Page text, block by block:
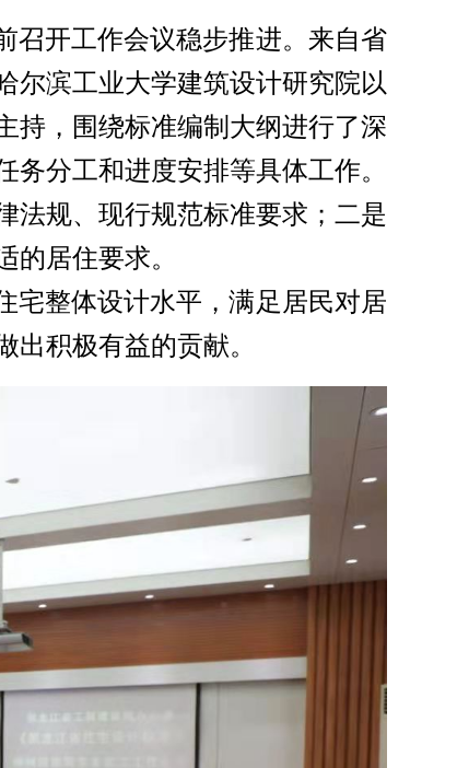
召开工作会议稳步推进。来自省
尔滨工业大学建筑设计研究院以
持，围绕标准编制大纲进行了深
分工和进度安排等具体工作。
法规、现行规范标准要求；二是
居住要求。
宅整体设计水平，满足居民对居
积极有益的贡献。